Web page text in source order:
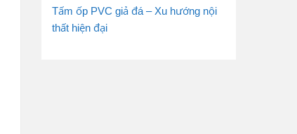
Tấm ốp PVC giả đá – Xu hướng nội
thất hiện đại